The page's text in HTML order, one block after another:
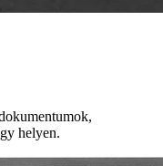
helyen.